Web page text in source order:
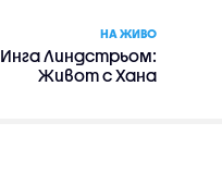
НА ЖИВО
Инга Линдстрьом:
Живот с Хана